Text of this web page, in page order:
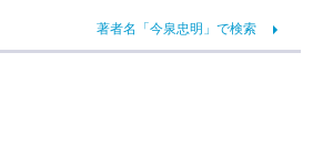
著者名「今泉忠明」で検索